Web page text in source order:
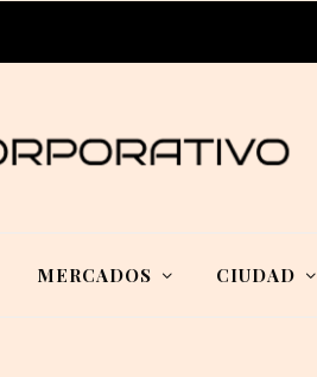
MERCADOS CIUDAD